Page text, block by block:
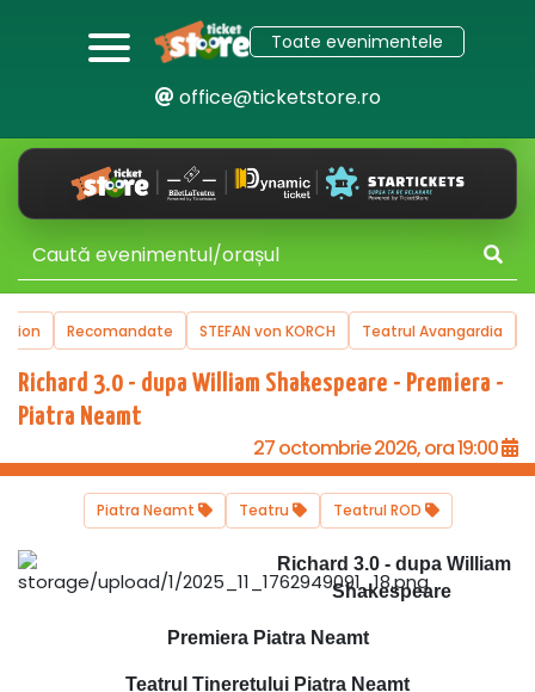
Toate evenimentele
office@ticketstore.ro
Recomandate STEFAN von KORCH Teatrul Avangardia
Richard 3.0 - dupa William Shakespeare - Premiera -
Piatra Neamt
27 octombrie 2026, ora 19:00
Piatra Neamt Teatru Teatrul ROD
Richard 3.0 - dupa William
Shakespeare
Premiera Piatra Neamt
Teatrul Tineretului Piatra Neamt